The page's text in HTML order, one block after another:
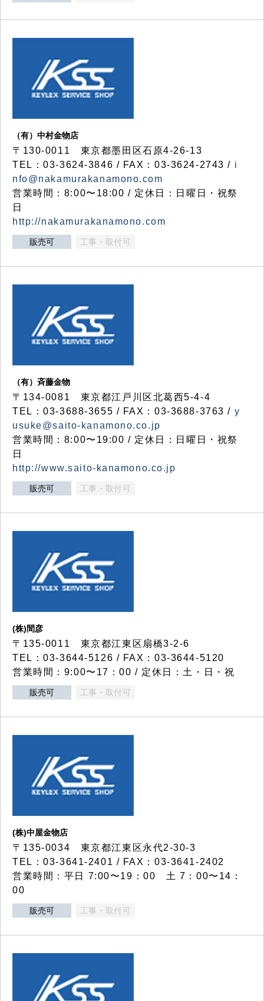
（有）中村金物店
〒130-0011 東京都墨田区石原4-26-13
TEL：03-3624-3846 / FAX：03-3624-2743 / i
nfo@nakamurakanamono.com
営業時間：8:00〜18:00 / 定休日：日曜日・祝祭
日
http://nakamurakanamono.com
販売可 工事・取付可
（有）斉藤金物
〒134-0081 東京都江戸川区北葛西5-4-4
TEL：03-3688-3655 / FAX：03-3688-3763 / y
usuke@saito-kanamono.co.jp
営業時間：8:00〜19:00 / 定休日：日曜日・祝祭
日
http://www.saito-kanamono.co.jp
販売可 工事・取付可
(株)間彦
〒135-0011 東京都江東区扇橋3-2-6
TEL：03-3644-5126 / FAX：03-3644-5120
営業時間：9:00〜17：00 / 定休日：土・日・祝
販売可 工事・取付可
(株)中屋金物店
〒135-0034 東京都江東区永代2-30-3
TEL：03-3641-2401 / FAX：03-3641-2402
営業時間：平日 7:00〜19：00 土 7：00〜14：
00
販売可 工事・取付可